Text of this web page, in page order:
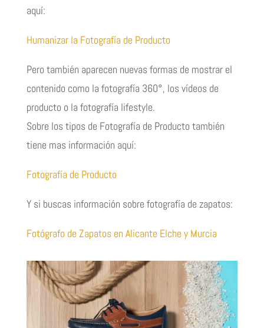
aquí:
Humanizar la Fotografía de Producto
Pero también aparecen nuevas formas de mostrar el
contenido como la fotografía 360°, los vídeos de
producto o la fotografía lifestyle.
Sobre los tipos de Fotografía de Producto también
tiene mas información aquí:
Fotografía de Producto
Y si buscas información sobre fotografía de zapatos:
Fotógrafo de Zapatos en Alicante Elche y Murcia